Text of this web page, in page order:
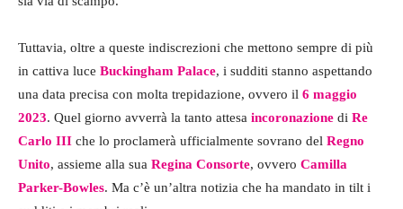
Tuttavia, oltre a queste indiscrezioni che mettono sempre di più
in cattiva luce Buckingham Palace, i sudditi stanno aspettando
una data precisa con molta trepidazione, ovvero il 6 maggio
2023. Quel giorno avverrà la tanto attesa incoronazione di Re
Carlo III che lo proclamerà ufficialmente sovrano del Regno
Unito, assieme alla sua Regina Consorte, ovvero Camilla
Parker-Bowles. Ma c’è un’altra notizia che ha mandato in tilt i